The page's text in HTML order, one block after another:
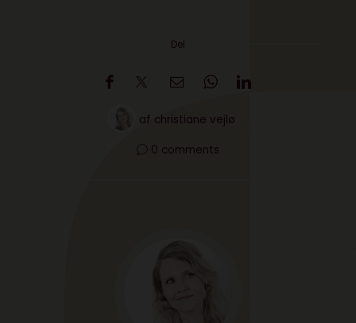
Del
af christiane vejlø
0 comments